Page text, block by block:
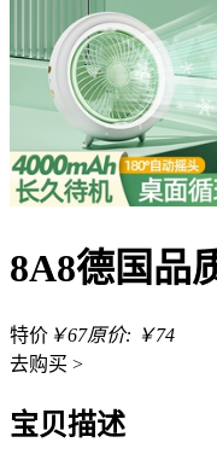
8A8德国品
特价 ￥67原价: ￥74
去购买 >
宝贝描述